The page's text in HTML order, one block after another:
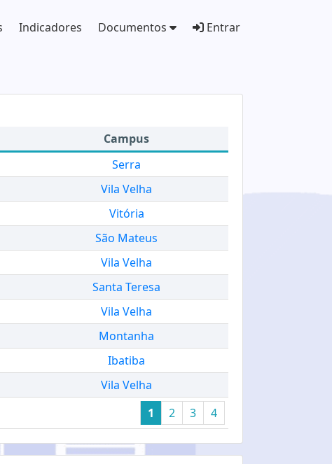
Indicadores Documentos Entrar
Campus
Serra
Vila Velha
Vitória
São Mateus
Vila Velha
Santa Teresa
Vila Velha
Montanha
Ibatiba
Vila Velha
1
2 3 4